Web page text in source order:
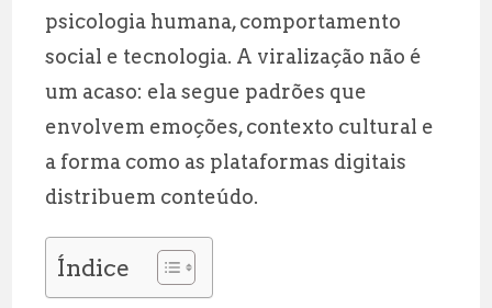
psicologia humana, comportamento
social e tecnologia. A viralização não é
um acaso: ela segue padrões que
envolvem emoções, contexto cultural e
a forma como as plataformas digitais
distribuem conteúdo.
Índice